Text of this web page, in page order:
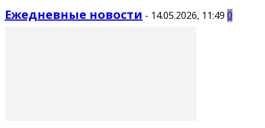
Ежедневные новости - 14.05.2026, 11:49 0